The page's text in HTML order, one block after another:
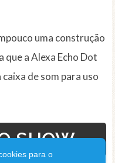
uma construção
que a Alexa Echo Dot
de som para uso
SHOW
para o